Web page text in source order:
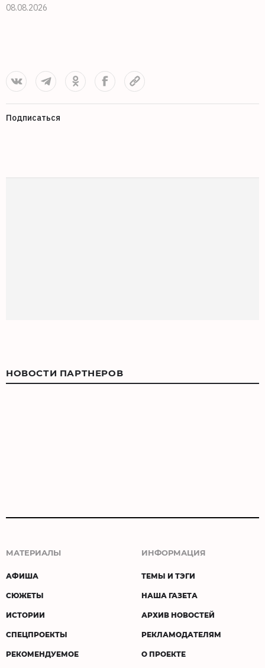
08.08.2026
Подписаться
НОВОСТИ ПАРТНЕРОВ
МАТЕРИАЛЫ
АФИША
СЮЖЕТЫ
ИСТОРИИ
СПЕЦПРОЕКТЫ
РЕКОМЕНДУЕМОЕ
ИНФОРМАЦИЯ
ТЕМЫ И ТЭГИ
НАША ГАЗЕТА
АРХИВ НОВОСТЕЙ
РЕКЛАМОДАТЕЛЯМ
О ПРОЕКТЕ